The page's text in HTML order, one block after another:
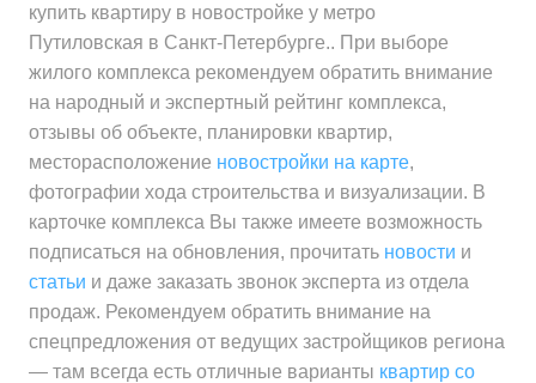
купить квартиру в новостройке у метро
Путиловская в Санкт-Петербурге.. При выборе
жилого комплекса рекомендуем обратить внимание
на народный и экспертный рейтинг комплекса,
отзывы об объекте, планировки квартир,
месторасположение новостройки на карте,
фотографии хода строительства и визуализации. В
карточке комплекса Вы также имеете возможность
подписаться на обновления, прочитать новости и
статьи и даже заказать звонок эксперта из отдела
продаж. Рекомендуем обратить внимание на
спецпредложения от ведущих застройщиков региона
— там всегда есть отличные варианты квартир со